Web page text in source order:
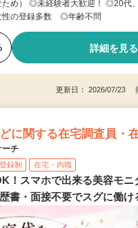
ため） ◎未経験者大歓迎！ ◎20代
性の登録多数 ◎年齢不問
詳細を見る
更新日： 2026/07/23
に関する在宅調査員・
ーチ
登録制 在宅・内職
！スマホで出来る美容モニ
書・面接不要でスグに働け